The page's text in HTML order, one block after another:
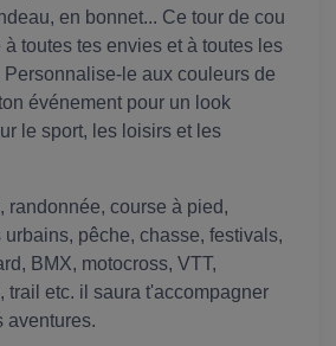
en bonnet... Ce tour de cou
toutes tes envies et à toutes les
le aux couleurs de
événement pour un look
le sport, les loisirs et les
randonnée, course à pied,
urbains, pêche, chasse, festivals,
BMX, motocross, VTT,
trail etc. il saura t'accompagner
aventures.